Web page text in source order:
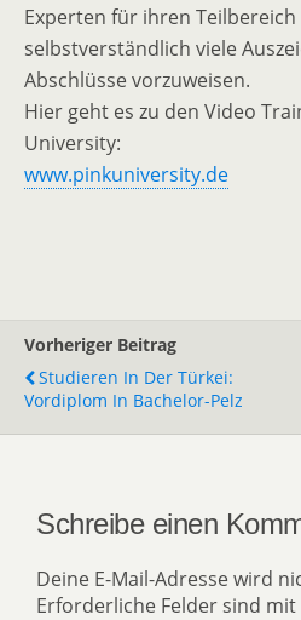
Experten für ihren
selbstverständlich viele
Abschlüsse vorzuweisen.
Hier geht es zu den Video
University:
www.pinkuniversity.de
Vorheriger Beitrag
Studieren In Der Türkei:
Vordiplom In Bachelor-Pelz
Schreibe einen
Deine E-Mail-Adresse wird
Erforderliche Felder sind mit